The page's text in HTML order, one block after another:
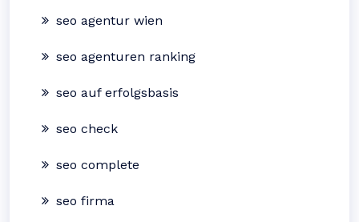
seo agentur wien
seo agenturen ranking
seo auf erfolgsbasis
seo check
seo complete
seo firma